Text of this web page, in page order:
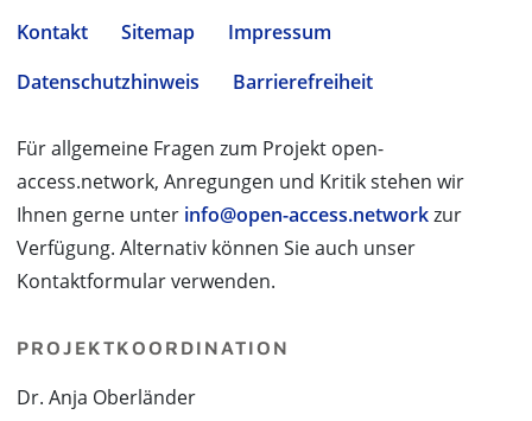
Kontakt Sitemap
Impressum
Datenschutzhinweis
Barrierefreiheit
Für allgemeine Fragen zum Projekt open-
access.network, Anregungen und Kritik stehen wir
Ihnen gerne unter info@open-access.networkzur
Verfügung. Alternativ können Sie auch unser
Kontaktformular verwenden.
PROJEKTKOORDINATION
Dr. Anja Oberländer